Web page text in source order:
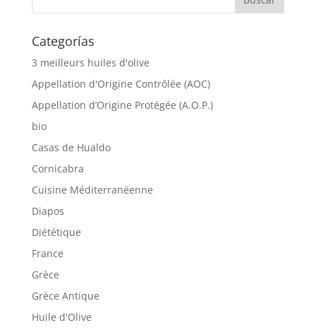
Categorías
3 meilleurs huiles d'olive
Appellation d'Origine Contrôlée (AOC)
Appellation d’Origine Protégée (A.O.P.)
bio
Casas de Hualdo
Cornicabra
Cuisine Méditerranéenne
Diapos
Diététique
France
Grèce
Grèce Antique
Huile d'Olive